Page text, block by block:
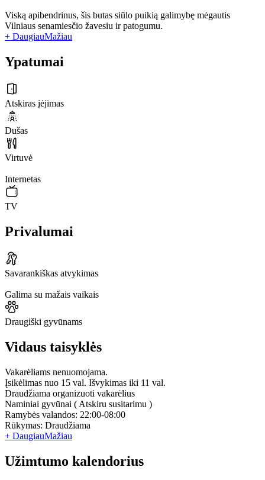
Viską apibendrinus, šis butas siūlo puikią galimybę mėgautis
Vilniaus senamiesčio žavesiu ir patogumu.
+ DaugiauMažiau
Ypatumai
Atskiras įėjimas
Dušas
Virtuvė
Internetas
TV
Privalumai
Savarankiškas atvykimas
Galima su mažais vaikais
Draugiški gyvūnams
Vidaus taisyklės
Vakarėliams nenuomojama.
Įsikėlimas nuo 15 val. Išvykimas iki 11 val.
Draudžiama organizuoti vakarėlius
Naminiai gyvūnai ( Atskiru susitarimu )
Ramybės valandos: 22:00-08:00
Rūkymas: Draudžiama
+ DaugiauMažiau
Užimtumo kalendorius